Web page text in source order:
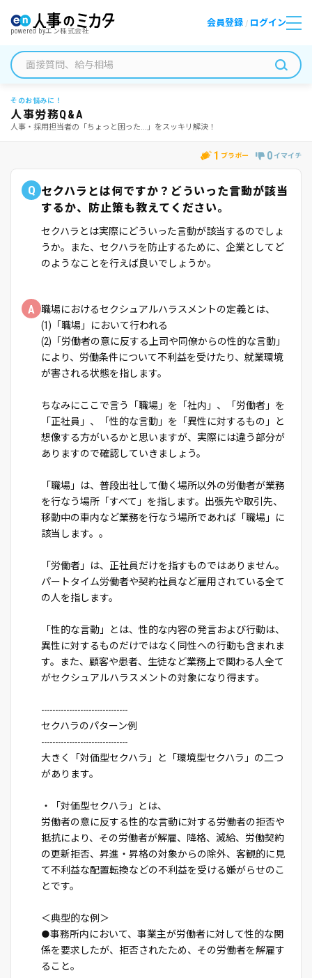
powered byエン株式会社
会員登録 / ログイン
そのお悩みに！
人事労務Q&A
人事・採用担当者の「ちょっと困った...」をスッキリ解決！
1 ブラボー 0 イマイチ
Q セクハラとは何ですか？どういった言動が該当
するか、防止策も教えてください。
セクハラとは実際にどういった言動が該当するのでしょ
うか。また、セクハラを防止するために、企業としてど
のようなことを行えば良いでしょうか。
A
職場におけるセクシュアルハラスメントの定義とは、
(1)「職場」において行われる
(2)「労働者の意に反する上司や同僚からの性的な言動」
により、労働条件について不利益を受けたり、就業環境
が害される状態を指します。
ちなみにここで言う「職場」を「社内」、「労働者」を
「正社員」、「性的な言動」を「異性に対するもの」と
想像する方がいるかと思いますが、実際には違う部分が
ありますので確認していきましょう。
「職場」は、普段出社して働く場所以外の労働者が業務
を行なう場所「すべて」を指します。出張先や取引先、
移動中の車内など業務を行なう場所であれば「職場」に
該当します。。
「労働者」は、正社員だけを指すものではありません。
パートタイム労働者や契約社員など雇用されている全て
の人を指します。
「性的な言動」とは、性的な内容の発言および行動は、
異性に対するものだけではなく同性への行動も含まれま
す。また、顧客や患者、生徒など業務上で関わる人全て
がセクシュアルハラスメントの対象になり得ます。
-------------------------------
セクハラのパターン例
-------------------------------
大きく「対価型セクハラ」と「環境型セクハラ」の二つ
があります。
・「対価型セクハラ」とは、
労働者の意に反する性的な言動に対する労働者の拒否や
抵抗により、その労働者が解雇、降格、減給、労働契約
の更新拒否、昇進・昇格の対象からの除外、客観的に見
て不利益な配置転換などの不利益を受ける嫌がらせのこ
とです。
＜典型的な例＞
●事務所内において、事業主が労働者に対して性的な関
係を要求したが、拒否されたため、その労働者を解雇す
ること。